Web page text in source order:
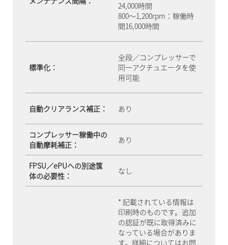
24,000時間
800～1,200rpm：稼働時
間16,000時間
標準化：
全段／コンプレッサーで
同一アクチュエータを使
用可能
自動クリアランス補正： あり
コンプレッサー稼働中の
自動摩耗補正：
あり
FPSU／ePUへの別途筺
体の必要性：
なし
* 記載されている情報は
印刷時のものです。追加
の認証が既に取得済みに
なっている場合がありま
す。詳細についてはお問